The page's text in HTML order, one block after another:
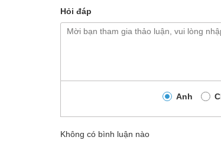
Hỏi đáp
Anh
Không có bình luận nào